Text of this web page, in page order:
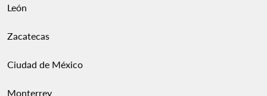
León
Zacatecas
Ciudad de México
Monterrey